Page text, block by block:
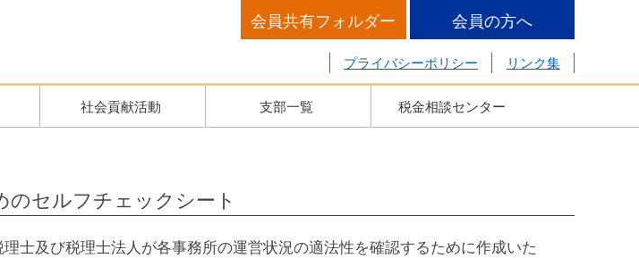
会員共有フォルダー 会員の方へ
リンク集
プライバシーポリシー
社会貢献活動 支部一覧 税金相談センター
のセルフチェックシート
士及び税理士法人が各事務所の運営状況の適法性を確認するために作成いた